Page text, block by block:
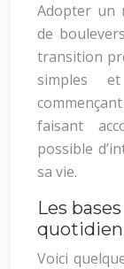
Adopter un
de
transition
simples
faisant
possible
sa vie.
Les
quotidien
Voici